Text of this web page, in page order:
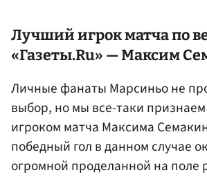
Лучший игрок матча по
«Газеты.Ru» — Максим
Личные фанаты Марсиньо не
выбор, но мы все-таки
игроком матча Максима
победный гол в данном случае
огромной проделанной на поле